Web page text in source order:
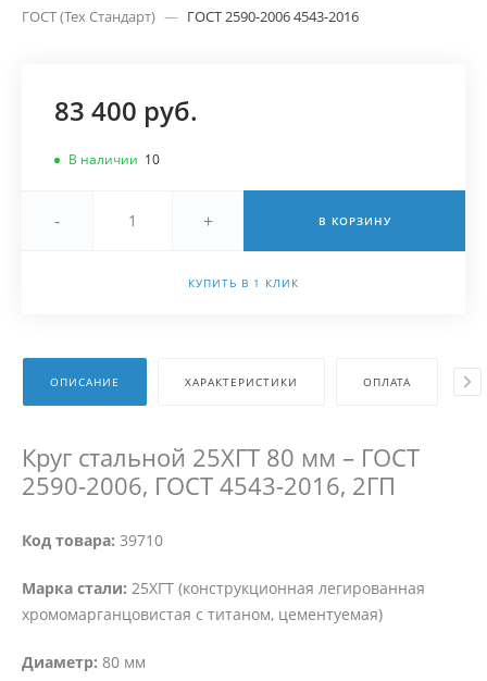
ГОСТ (Тех Стандарт) — ГОСТ 2590-2006 4543-2016
83 400 руб.
В наличии 10
- + В КОРЗИНУ
КУПИТЬ В 1 КЛИК
ОПИСАНИЕ ХАРАКТЕРИСТИКИ ОПЛАТА
Круг стальной 25ХГТ 80 мм – ГОСТ
2590-2006, ГОСТ 4543-2016, 2ГП
Код товара: 39710
Марка стали: 25ХГТ (конструкционная легированная
хромомарганцовистая с титаном, цементуемая)
Диаметр: 80 мм